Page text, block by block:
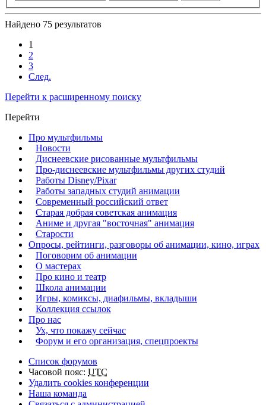
Найдено 75 результатов
1
2
3
След.
Перейти к расширенному поиску
Перейти
Про мультфильмы
Новости
Диснеевские рисованные мультфильмы
Про-диснеевские мультфильмы других студий
Работы Disney/Pixar
Работы западных студий анимации
Современный российский ответ
Старая добрая советская анимация
Аниме и другая "восточная" анимация
Старости
Опросы, рейтинги, разговоры об анимации, кино, играх
Поговорим об анимации
О мастерах
Про кино и театр
Школа анимации
Игры, комиксы, диафильмы, вкладыши
Коллекция ссылок
Про нас
Ух, что покажу сейчас
Форум и его организация, спецпроекты
Список форумов
Часовой пояс: UTC
Удалить cookies конференции
Наша команда